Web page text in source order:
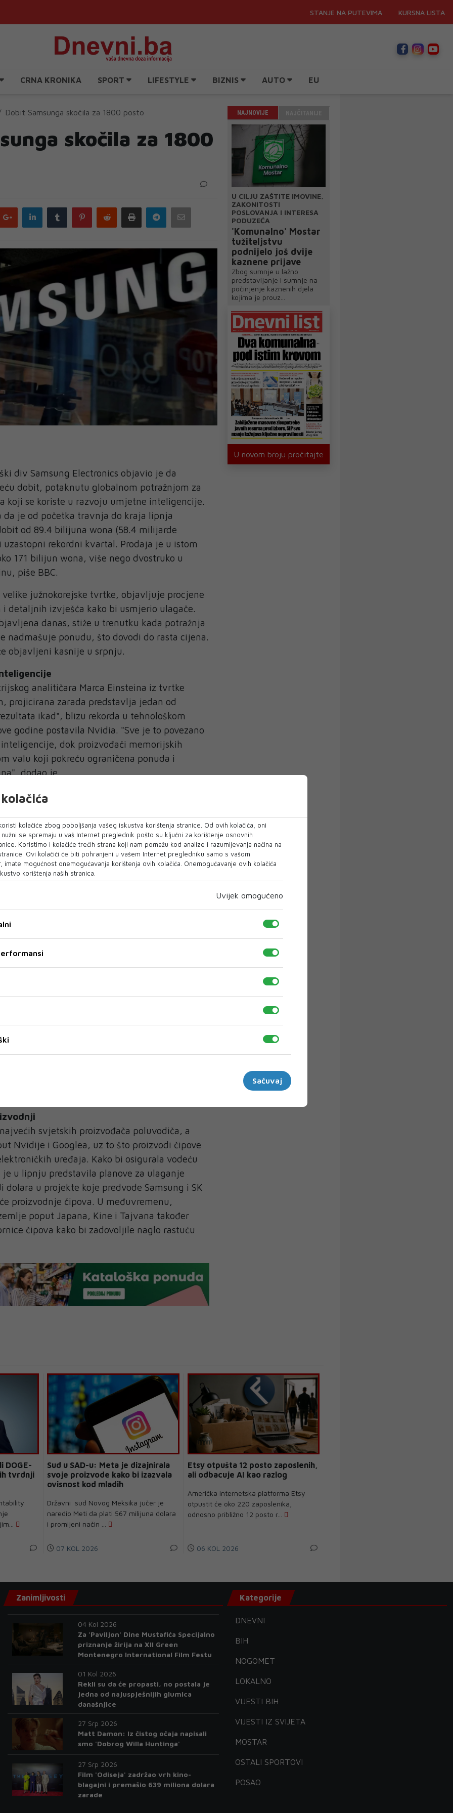
STANJE NA PUTEVIMA KURSNA LISTA
CRNA KRONIKA SPORT LIFESTYLE BIZNIS AUTO EU
Dobit Samsunga skočila za 1800 posto
skočila za 1800
Google
plus
LinkedIn Tumblr PinterestReddit Print Telegram
div Samsung Electronics objavio je da
dobit, potaknutu globalnom potražnjom za
koji se koriste u razvoju umjetne inteligencije.
da je od početka travnja do kraja lipnja
od 89.4 bilijuna wona (58.4 milijarde
rekordni kvartal. Prodaja je u istom
171 bilijun wona, više nego dvostruko u
piše BBC.
velike južnokorejske tvrtke, objavljuje procjene
i detaljnih izvješća kako bi usmjerio ulagače.
danas, stiže u trenutku kada potražnja
nadmašuje ponudu, što dovodi do rasta cijena.
objavljeni kasnije u srpnju.
analitičara Marca Einsteina iz tvrtke
projicirana zarada predstavlja jedan od
ikad", blizu rekorda u tehnološkom
godine postavila Nvidia. "Sve je to povezano
dok proizvođači memorijskih
valu koji pokreću ograničena ponuda i
dodao je.
Samsung je podigao cijene svojih
tvrtka IDC navodi da je potražnja za
centre i drugu AI infrastrukturu bila
se industrija memorijskih čipova dosad
opskrbu čipovima za svakodnevnu elektroniku.
ostati ograničena i tijekom sljedeće godine
potražnju iz podatkovnih centara za umjetnu
Ma, istraživač tehnoloških uređaja u IDC-
Samsungove dionice pale su danas u
jer su neki ulagači očekivali još veću dobit.
dionica tvrtke više se nego udvostručila od
radi, dionice južnokorejskog
su za više od 200 posto. Snažni rezultati
vrijednost glavnog južnokorejskog
za više od 80 posto ove godine.
se i Nvidiji, koja je u svibnju objavila rekordnu
s prihodima većim od 80 milijardi dolara, no
pale. Analitičari su to protumačili kao znak
zbog rastuće konkurencije u sektoru.
svjetskih proizvođača poluvodiča, a
Nvidije i Googlea, uz to što proizvodi čipove
uređaja. Kako bi osigurala vodeću
je u lipnju predstavila planove za ulaganje
u projekte koje predvode Samsung i SK
proizvodnje čipova. U međuvremenu,
poput Japana, Kine i Tajvana također
čipova kako bi zadovoljile naglo rastuću
NAJNOVIJE
U CILJU ZAŠTITE IMOVINE,
ZAKONITOSTI
POSLOVANJA I INTERESA
PODUZEĆA
'Komunalno' Mostar
tužiteljstvu
podnijelo još dvije
kaznene prijave
Zbog sumnje u lažno
predstavljanje i sumnje na
počinjenje kaznenih djela
kojima je prouz...
U novom broju pročitajte
DOGE-
tvrdnji
Sud u SAD-u: Meta je dizajnirala
svoje proizvode kako bi izazvala
ovisnost kod mladih
Državni sud Novog Meksika jučer je
naredio Meti da plati 567 milijuna dolara
i promijeni način ...
07 KOL 2026
Etsy otpušta 12 posto zaposlenih,
ali odbacuje AI kao razlog
Američka internetska platforma Etsy
otpustit će oko 220 zaposlenika,
odnosno približno 12 posto r...
06 KOL 2026
kolačiće zbog poboljšanja vašeg iskustva korištenja stranice. Od ovih kolačića, oni
se spremaju u vaš Internet preglednik pošto su ključni za korištenje osnovnih
Koristimo i kolačiće trećih strana koji nam pomažu kod analize i razumijevanja načina na
Ovi kolačići će biti pohranjeni u vašem Internet pregledniku samo s vašom
imate mogućnost onemogućavanja korištenja ovih kolačića. Onemogućavanje ovih kolačića
korištenja naših stranica.
Uvijek omogućeno
Sačuvaj
Zanimljivosti
04 Kol 2026
Za 'Paviljon' Dine Mustafića Specijalno
priznanje žirija na XII Green
Montenegro International Film Festu
01 Kol 2026
Rekli su da će propasti, no postala je
jedna od najuspješnijih glumica
današnjice
27 Srp 2026
Matt Damon: Iz čistog očaja napisali
smo 'Dobrog Willa Huntinga'
27 Srp 2026
Film 'Odiseja' zadržao vrh kino-
blagajni i premašio 639 miliona dolara
zarade
Kategorije
DNEVNI
BIH
NOGOMET
LOKALNO
VIJESTI BIH
VIJESTI IZ SVIJETA
MOSTAR
OSTALI SPORTOVI
POSAO